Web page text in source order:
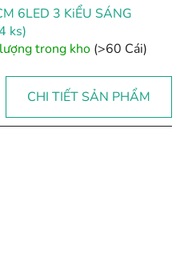
6LED 3 KiỂU SÁNG
ks)
trong kho (>60 Cái)
CHI TIẾT SẢN PHẨM